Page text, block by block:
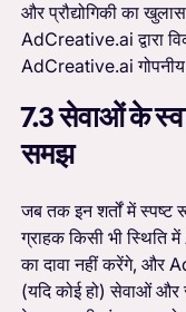
और प्रौद्योगिकी का
AdCreative.ai द्वारा
AdCreative.ai गोपनीय
7.3 सेवाओं के
समझ
जब तक इन शर्तों में स्पष्ट
ग्राहक किसी भी स्थिति
का दावा नहीं करेंगे, और
(यदि कोई हो) सेवाओं और